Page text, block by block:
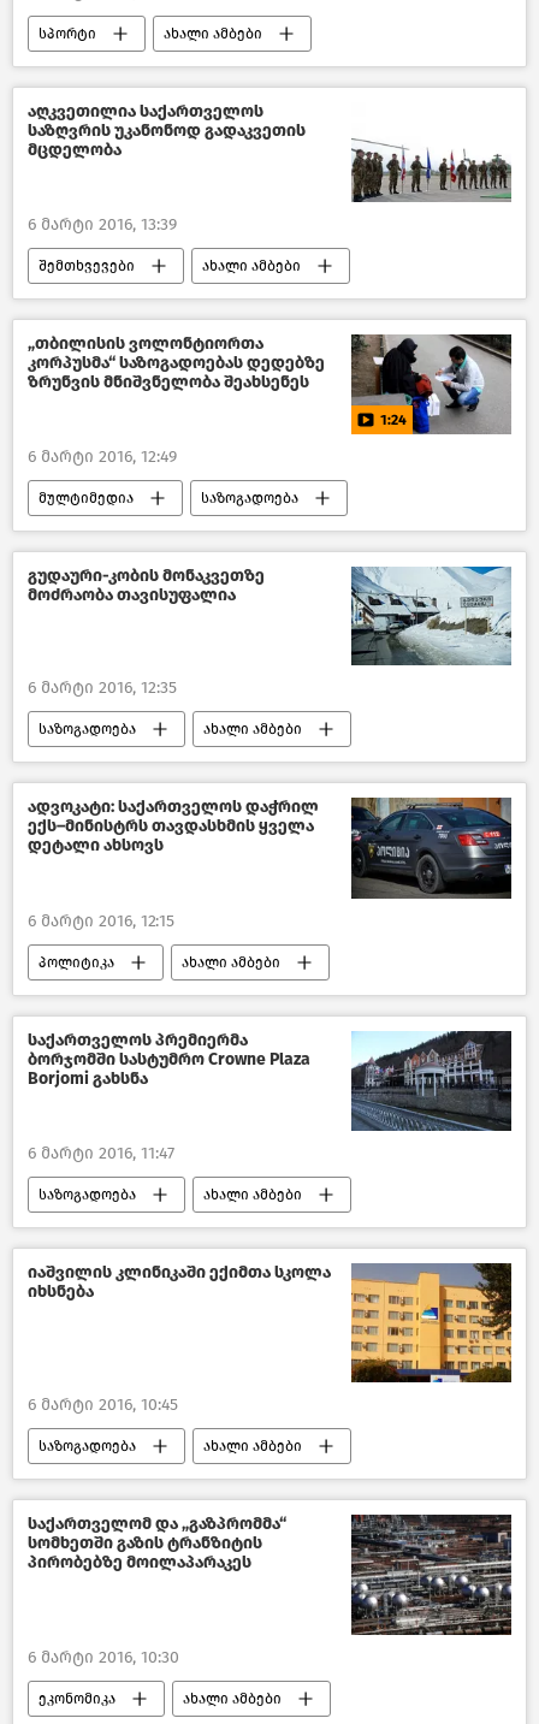
სპორტი ახალი ამბები
საქართველოს ჩემპიონატი ფეხბურთში
საქართველო
აღკვეთილია საქართველოს
საზღვრის უკანონოდ გადაკვეთის
მცდელობა
6 მარტი 2016, 13:39
შემთხვევები ახალი ამბები
საქართველო
„თბილისის ვოლონტიორთა
კორპუსმა“ საზოგადოებას დედებზე
ზრუნვის მნიშვნელობა შეახსენეს
1:24
6 მარტი 2016, 12:49
მულტიმედია საზოგადოება
ვიდეო ახალი ამბები
საქართველო
გუდაური-კობის მონაკვეთზე
მოძრაობა თავისუფალია
6 მარტი 2016, 12:35
საზოგადოება ახალი ამბები
საქართველო
ადვოკატი: საქართველოს დაჭრილ
ექს–მინისტრს თავდასხმის ყველა
დეტალი ახსოვს
6 მარტი 2016, 12:15
პოლიტიკა ახალი ამბები
საქართველო
საქართველოს პრემიერმა
ბორჯომში სასტუმრო Crowne Plaza
Borjomi გახსნა
6 მარტი 2016, 11:47
საზოგადოება ახალი ამბები
საქართველო
იაშვილის კლინიკაში ექიმთა სკოლა
იხსნება
6 მარტი 2016, 10:45
საზოგადოება ახალი ამბები
საქართველო
საქართველომ და „გაზპრომმა“
სომხეთში გაზის ტრანზიტის
პირობებზე მოილაპარაკეს
6 მარტი 2016, 10:30
ეკონომიკა ახალი ამბები